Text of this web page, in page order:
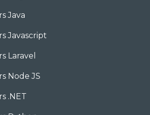
Java
Javascript
Laravel
Node JS
.NET